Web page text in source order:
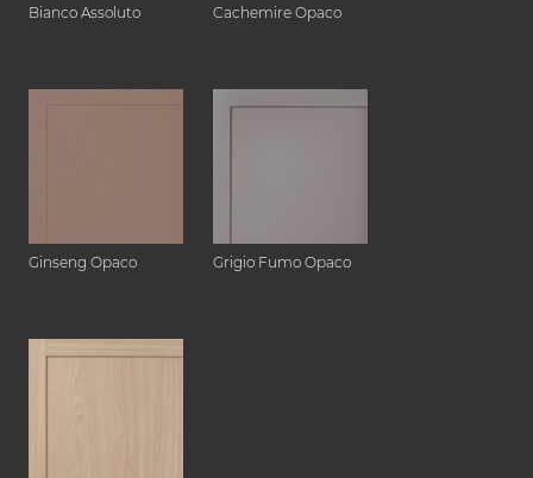
Bianco Assoluto Cachemire Opaco
Ginseng Opaco Grigio Fumo Opaco